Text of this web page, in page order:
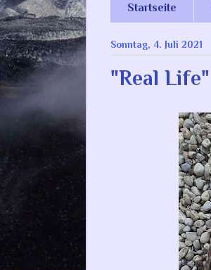
Startseite
Sonntag, 4. Juli 2021
"Real